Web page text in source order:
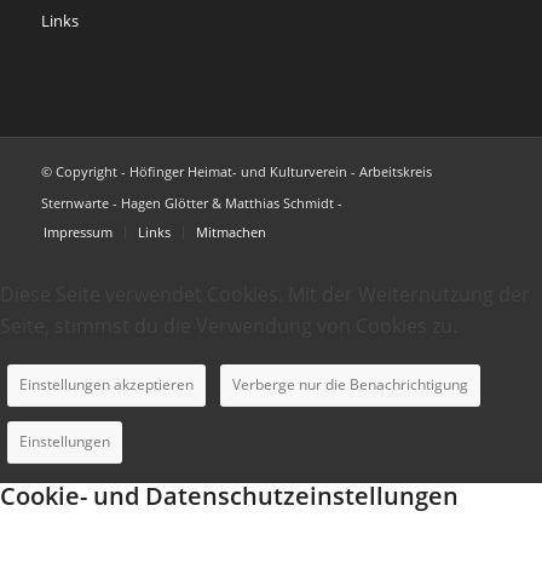
Links
© Copyright - Höfinger Heimat- und Kulturverein - Arbeitskreis
Sternwarte - Hagen Glötter & Matthias Schmidt -
Impressum
Links Mitmachen
Einstellungen akzeptieren Verberge nur die Benachrichtigung
Einstellungen
Cookie- und Datenschutzeinstellungen